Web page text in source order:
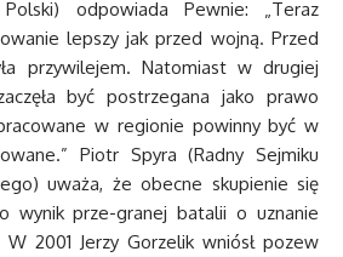
odpowiada Pewnie: „Teraz
lepszy jak przed wojną. Przed
przywilejem. Natomiast w drugiej
być postrzegana jako prawo
w regionie powinny być w
Piotr Spyra (Radny Sejmiku
uważa, że obecne skupienie się
wynik prze-granej batalii o uznanie
2001 Jerzy Gorzelik wniósł pozew